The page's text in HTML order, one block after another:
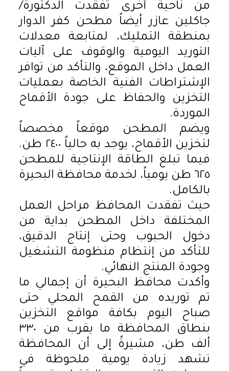
من ناحية أخرى تفقدت الدكتورة/
جاكلين عازر أيضاً مطحن كفر الدوار
بمنطقة التمليك، لمتابعة معدلات
التوريد اليومية والوقوف على آليات
العمل داخل الموقع، والتأكد من توافر
الإشتراطات الفنية الخاصة بعمليات
التخزين والحفاظ على جودة الأقماح
الموردة.
ويضم المطحن موقعاً مخصصاً
لتخزين الأقماح، يوجد به حالياً ٢٤٠٠ طن.
فيما تبلغ الطاقة الإنتاجية للمطحن
٦٢٥ طن يومياً، لخدمة محافظة البحيرة
بالكامل.
حيث تفقدت المحافظ مراحل العمل
المختلفة داخل المطحن بداية من
دخول الحبوب وحتى إنتاج الدقيق،
للتأكد من إنتظام منظومة التشغيل
وجودة المنتج النهائي.
وأكدت محافظ البحيرة أن إجمالي ما
تم توريده من القمح المحلي حتى
صباح اليوم بكافة مواقع التخزين
بنطاق المحافظة ما يقرب من ٣٣٠
ألف طن، مشيرةً إلى أن المحافظة
تشهد زيادة يومية ملحوظة في